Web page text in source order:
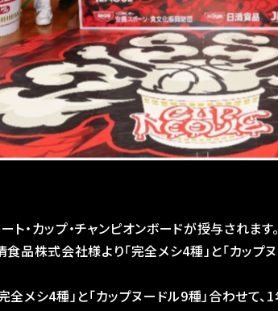
・カップ・チャンピオンボードが授与されます。
食品株式会社様より「完全メシ4種」と「カッ
全メシ4種」と「カップヌードル9種」合わせて